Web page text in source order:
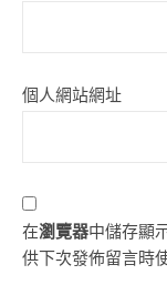
個人網站網址
在瀏覽器中儲存顯
供下次發佈留言時